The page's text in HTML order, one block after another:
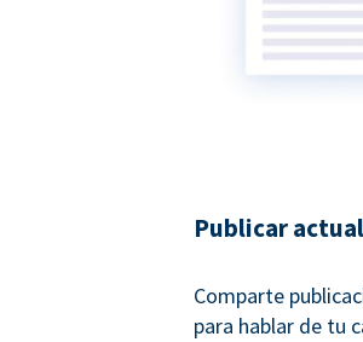
Publicar
Comparte
para hablar de tu